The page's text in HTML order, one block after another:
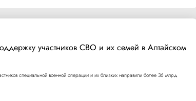
участников СВО и их семей в Алтайском
специальной военной операции и их близких направили более 36 млрд